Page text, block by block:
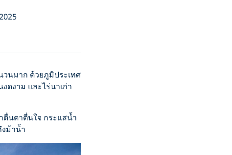
วนมาก ด้วยภูมิประเทศ
ดงาม และไร่นาเก่า
นตาตื่นใจ กระแสน้ำ
ม้าน้ำ